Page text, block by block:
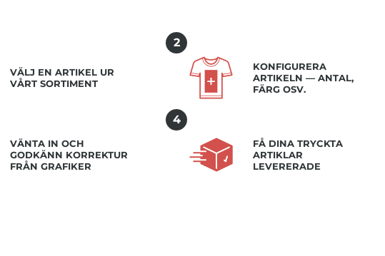
VÄLJ EN ARTIKEL UR
VÅRT SORTIMENT
2
KONFIGURERA
ARTIKELN — ANTAL,
FÄRG OSV.
VÄNTA IN OCH
GODKÄNN KORREKTUR
FRÅN GRAFIKER
4
FÅ DINA TRYCKTA
ARTIKLAR
LEVERERADE